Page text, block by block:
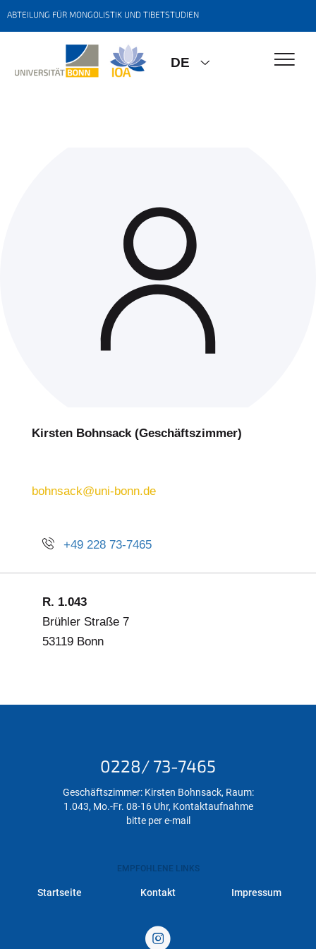
ABTEILUNG FÜR MONGOLISTIK UND TIBETSTUDIEN
DE
Kirsten Bohnsack (Geschäftszimmer)
bohnsack@uni-bonn.de
+49 228 73-7465
R. 1.043
Brühler Straße 7
53119 Bonn
0228/ 73-7465
Geschäftszimmer: Kirsten Bohnsack, Raum:
1.043, Mo.-Fr. 08-16 Uhr, Kontaktaufnahme
bitte per e-mail
EMPFOHLENE LINKS
Startseite Kontakt Impressum